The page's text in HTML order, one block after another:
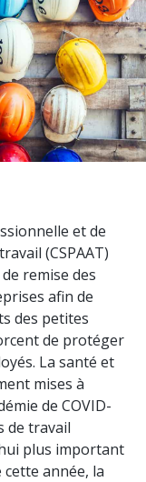
et de
(CSPAAT)
remise des
afin de
des petites
de protéger
La santé et
mises à
de COVID-
de travail
plus important
cette année, la